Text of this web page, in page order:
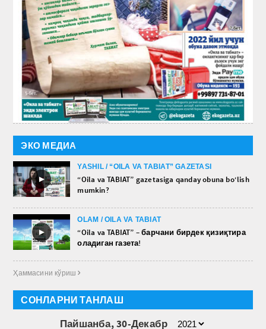
ЭКО МЕДИА
►
YASHIL / “OILA VA TABIAT” GAZETASI
“Oila va TABIAT” gazetasiga qanday obuna bo‘lish
mumkin?
►
OLAM / OILA VA TABIAT
“Oila va TABIAT” – барчани бирдек қизиқтира
оладиган газета!
Ҳаммасини кўриш 
СОНЛАРНИ ТАНЛАШ
Пайшанба, 30-Декабр